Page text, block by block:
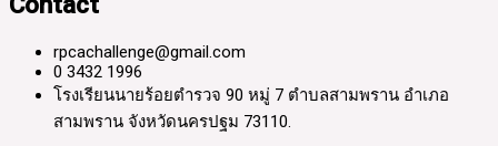
rpcachallenge@gmail.com
0 3432 1996
โรงเรียนนายร้อยตำรวจ 90 หมู่ 7 ตำบลสามพราน อำเภอ
สามพราน จังหวัดนครปฐม 73110.